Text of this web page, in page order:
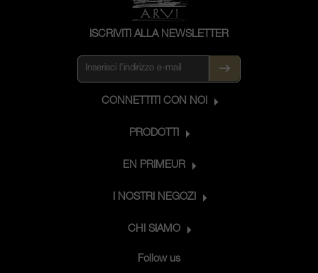
ISCRIVITI ALLA NEWSLETTER
CONNETTITI CON NOI
PRODOTTI
EN PRIMEUR
I NOSTRI NEGOZI
CHI SIAMO
Follow us